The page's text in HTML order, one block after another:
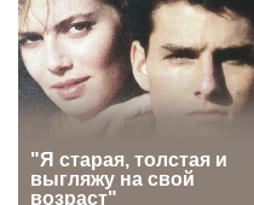
5
🗣Глава
соболезнования
қаһарманы Ивана
2690 2
6
🇫🇷 Клуб ПСЖ
футбольной